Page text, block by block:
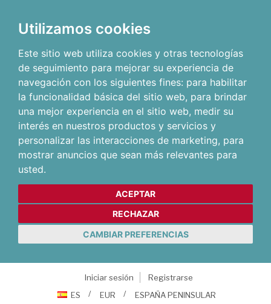
Utilizamos cookies
Este sitio web utiliza cookies y otras tecnologías
de seguimiento para mejorar su experiencia de
navegación con los siguientes fines: para habilitar
la funcionalidad básica del sitio web, para brindar
una mejor experiencia en el sitio web, medir su
interés en nuestros productos y servicios y
personalizar las interacciones de marketing, para
mostrar anuncios que sean más relevantes para
usted.
ACEPTAR
RECHAZAR
CAMBIAR PREFERENCIAS
Iniciar sesión
Registrarse
ES
EUR ESPAÑA PENINSULAR